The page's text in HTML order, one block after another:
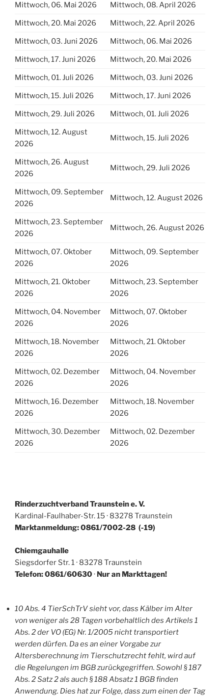
Mittwoch, 06. Mai 2026 Mittwoch, 08. April 2026
Mittwoch, 20. Mai 2026 Mittwoch, 22. April 2026
Mittwoch, 03. Juni 2026 Mittwoch, 06. Mai 2026
Mittwoch, 17. Juni 2026 Mittwoch, 20. Mai 2026
Mittwoch, 01. Juli 2026 Mittwoch, 03. Juni 2026
Mittwoch, 15. Juli 2026 Mittwoch, 17. Juni 2026
Mittwoch, 29. Juli 2026 Mittwoch, 01. Juli 2026
Mittwoch, 12. August
2026
Mittwoch, 15. Juli 2026
Mittwoch, 26. August
2026
Mittwoch, 29. Juli 2026
Mittwoch, 09. September
2026
Mittwoch, 12. August 2026
Mittwoch, 23. September
2026
Mittwoch, 26. August 2026
Mittwoch, 07. Oktober
2026
Mittwoch, 09. September
2026
Mittwoch, 21. Oktober
2026
Mittwoch, 23. September
2026
Mittwoch, 04. November
2026
Mittwoch, 07. Oktober
2026
Mittwoch, 18. November
2026
Mittwoch, 21. Oktober
2026
Mittwoch, 02. Dezember
2026
Mittwoch, 04. November
2026
Mittwoch, 16. Dezember
2026
Mittwoch, 18. November
2026
Mittwoch, 30. Dezember
2026
Mittwoch, 02. Dezember
2026
Rinderzuchtverband Traunstein e. V.
Kardinal-Faulhaber-Str. 15 · 83278 Traunstein
Marktanmeldung: 0861/7002-28 (-19)
Chiemgauhalle
Siegsdorfer Str. 1 · 83278 Traunstein
Telefon: 0861/60630· Nur an Markttagen!
10 Abs. 4 TierSchTrV sieht vor, dass Kälber im Alter
von weniger als 28 Tagen vorbehaltlich des Artikels 1
Abs. 2 der VO (EG) Nr. 1/2005 nicht transportiert
werden dürfen. Da es an einer Vorgabe zur
Altersberechnung im Tierschutzrecht fehlt, wird auf
die Regelungen im BGB zurückgegriffen. Sowohl § 187
Abs. 2 Satz 2 als auch § 188 Absatz 1 BGB finden
Anwendung. Dies hat zur Folge, dass zum einen der Tag